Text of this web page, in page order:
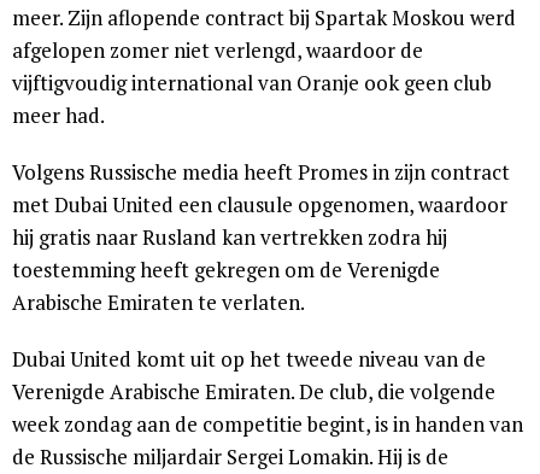
meer. Zijn aflopende contract bij Spartak Moskou werd
afgelopen zomer niet verlengd, waardoor de
vijftigvoudig international van Oranje ook geen club
meer had.
Volgens Russische media heeft Promes in zijn contract
met Dubai United een clausule opgenomen, waardoor
hij gratis naar Rusland kan vertrekken zodra hij
toestemming heeft gekregen om de Verenigde
Arabische Emiraten te verlaten.
Dubai United komt uit op het tweede niveau van de
Verenigde Arabische Emiraten. De club, die volgende
week zondag aan de competitie begint, is in handen van
de Russische miljardair Sergei Lomakin. Hij is de